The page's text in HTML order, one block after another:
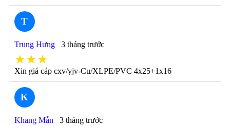
T
Trung Hưng 3 tháng trước
★★★
Xin giá cáp cxv/yjv-Cu/XLPE/PVC 4x25+1x16
K
Khang Mẫn 3 tháng trước